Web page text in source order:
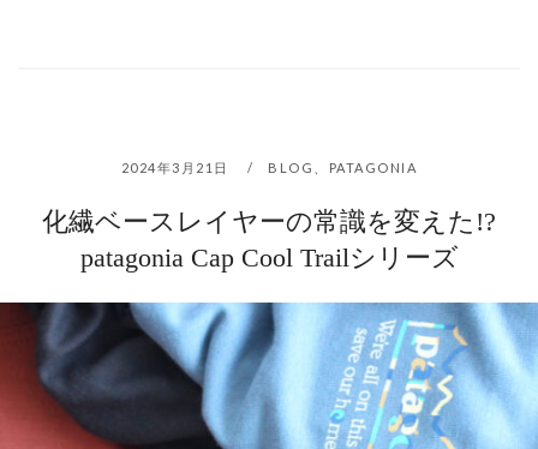
2024年3月21日 BLOG PATAGONIA
化繊ベースレイヤーの常識を変えた!?
patagonia Cap Cool Trailシリーズ